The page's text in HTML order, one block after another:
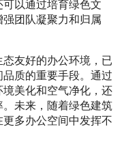
以通过培育绿色文
团队凝聚力和归属
友好的办公环境，已
质的重要手段。通过
美化和空气净化，还
未来，随着绿色建筑
多办公空间中发挥不